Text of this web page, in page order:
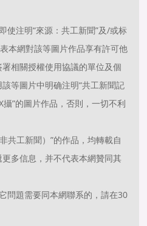
使注明“來源：共工新聞”及/或标
本網對該等圖片作品享有許可他
相關授權使用協議的單位及個
等圖片中明确注明“共工新聞記
攝”的圖片作品，否則，一切不利
共工新聞）”的作品，均轉載自
多信息，并不代表本網贊同其
問題需要同本網聯系的，請在30